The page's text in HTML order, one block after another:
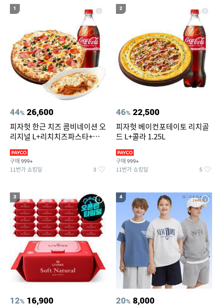
1
44% 26,600
피자헛 한근 치즈 콤비네이션 오
리지널 L+리치치즈파스타+콜
구매 999+
11번가 쇼킹딜 3
2
46% 22,500
피자헛 베이컨포테이토 리치골
드 L+콜라 1.25L
구매 999+
11번가 쇼킹딜 5
3
12% 16,900
4
20% 8,000